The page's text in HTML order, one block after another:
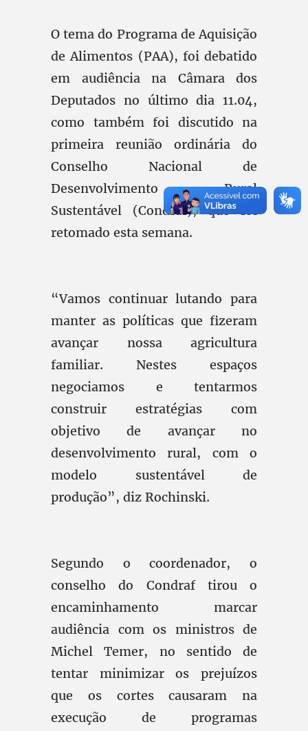
O tema do Programa de Aquisição
de Alimentos (PAA), foi debatido
em audiência na Câmara dos
Deputados no último dia 11.04,
como também foi discutido na
primeira reunião ordinária do
Conselho Nacional de
Desenvolvimento Rural
Sustentável (Condraf), que foi
retomado esta semana.
“Vamos continuar lutando para
manter as políticas que fizeram
avançar nossa agricultura
familiar. Nestes espaços
negociamos e tentarmos
construir estratégias com
objetivo de avançar no
desenvolvimento rural, com o
modelo sustentável de
produção”, diz Rochinski.
Segundo o coordenador, o
conselho do Condraf tirou o
encaminhamento marcar
audiência com os ministros de
Michel Temer, no sentido de
tentar minimizar os prejuízos
que os cortes causaram na
execução de programas